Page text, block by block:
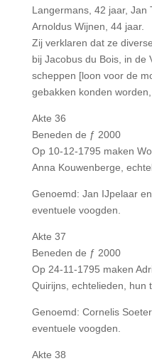
Langermans, 42 jaar, Jan
Arnoldus Wijnen, 44 jaar.
Zij verklaren dat ze
bij Jacobus du Bois, in de
scheppen [loon voor de
gebakken konden
Akte 36
Beneden de ƒ 2000
Op 10-12-1795 maken
Anna Kouwenberge,
Genoemd: Jan IJpelaar
eventuele voogden.
Akte 37
Beneden de ƒ 2000
Op 24-11-1795 maken
Quirijns, echtelieden, hun
Genoemd: Cornelis
eventuele voogden.
Akte 38